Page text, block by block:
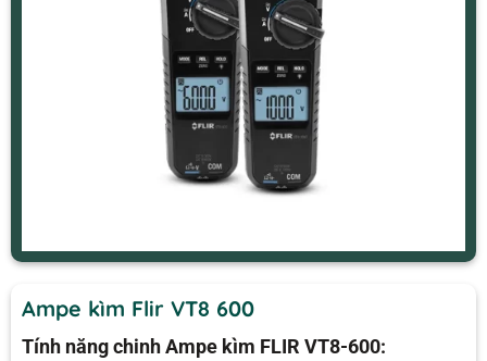
Ampe kìm Flir VT8 600
Tính năng chinh Ampe kìm FLIR VT8-600: